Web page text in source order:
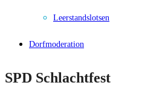
Leerstandslotsen
Dorfmoderation
SPD Schlachtfest